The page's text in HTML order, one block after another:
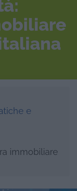
e
immobiliare